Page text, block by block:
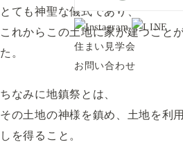
住まい見学会
お問い合わせ
とても神聖な儀式であり、
これからこの土地に家が建つこと
た。
ちなみに地鎮祭とは、
その土地の神様を鎮め、土地を利
しを得ること。